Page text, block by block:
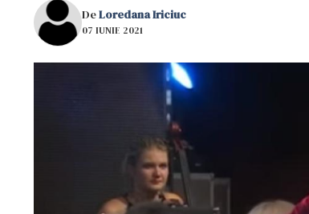
DeLoredana Iriciuc
07 IUNIE 2021